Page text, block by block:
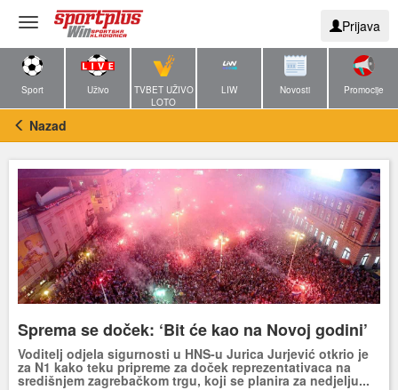
Toggle
navigation
Prijava
Sport Uživo
TVBET UŽIVO
LOTO
LIW Novosti Promocije
Nazad
Sprema se doček: ‘Bit će kao na Novoj godini’
Voditelj odjela sigurnosti u HNS-u Jurica Jurjević otkrio je
za N1 kako teku pripreme za doček reprezentativaca na
središnjem zagrebačkom trgu, koji se planira za nedjelju...